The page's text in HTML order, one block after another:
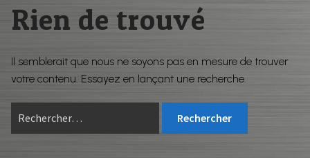
Pièces usagées
Pieces neuve similaire
Filtration
HIFI
MON COMPTE
CONTACT
Rien de trouvé
Il semblerait que nous ne soyons pas en mesure de trouver
votre contenu. Essayez en lançant une recherche.